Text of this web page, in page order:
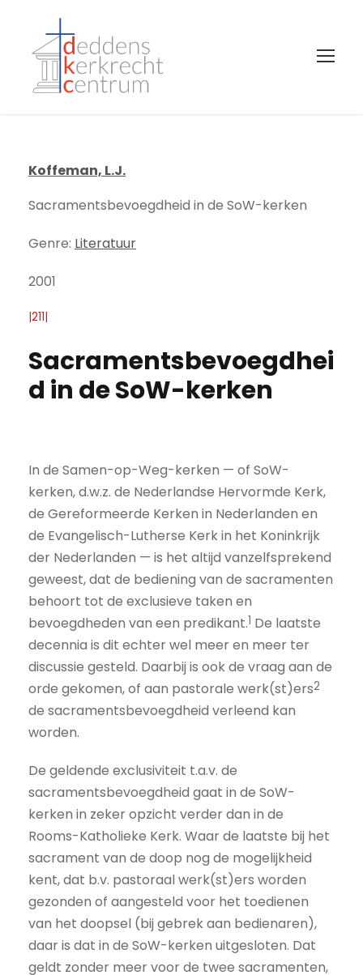
Koffeman, L.J.
Sacramentsbevoegdheid in de SoW-kerken
Genre: Literatuur
2001
|211|
Sacramentsbevoegdhei
d in de SoW-kerken
In de Samen-op-Weg-kerken — of SoW-
kerken, d.w.z. de Nederlandse Hervormde Kerk,
de Gereformeerde Kerken in Nederlanden en
de Evangelisch-Lutherse Kerk in het Koninkrijk
der Nederlanden — is het altijd vanzelfsprekend
geweest, dat de bediening van de sacramenten
behoort tot de exclusieve taken en
bevoegdheden van een predikant.1 De laatste
decennia is dit echter wel meer en meer ter
discussie gesteld. Daarbij is ook de vraag aan de
orde gekomen, of aan pastorale werk(st)ers2
de sacramentsbevoegdheid verleend kan
worden.
De geldende exclusiviteit t.a.v. de
sacramentsbevoegdheid gaat in de SoW-
kerken in zeker opzicht verder dan in de
Rooms-Katholieke Kerk. Waar de laatste bij het
sacrament van de doop nog de mogelijkheid
kent, dat b.v. pastoraal werk(st)ers worden
gezonden of aangesteld voor het toedienen
van het doopsel (bij gebrek aan bedienaren),
daar is dat in de SoW-kerken uitgesloten. Dat
geldt zonder meer voor de twee sacramenten,